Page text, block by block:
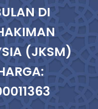
DI
(JKSM)